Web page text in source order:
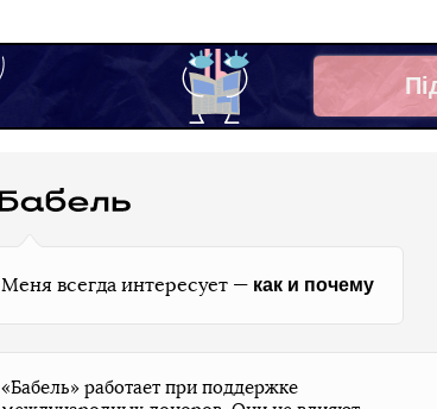
Меня всегда интересует — как и почему
«Бабель» работает при поддержке